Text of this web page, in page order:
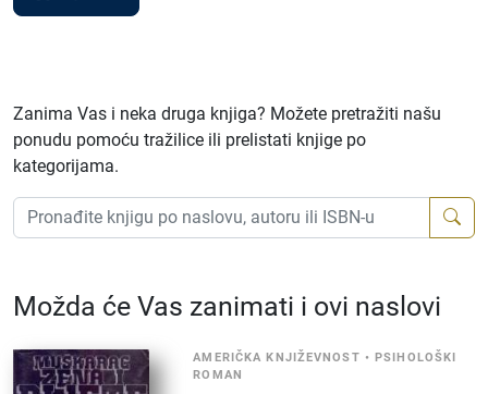
Zanima Vas i neka druga knjiga? Možete pretražiti našu
ponudu pomoću tražilice ili prelistati knjige po
kategorijama.
Možda će Vas zanimati i ovi naslovi
AMERIČKA KNJIŽEVNOST •PSIHOLOŠKI
ROMAN